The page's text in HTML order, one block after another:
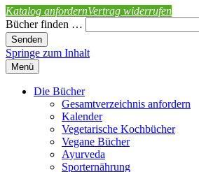
Katalog anfordernVertrag widerrufen
Bücher finden …
Springe zum Inhalt
Menü
Die Bücher
Gesamtverzeichnis anfordern
Kalender
Vegetarische Kochbücher
Vegane Bücher
Ayurveda
Sporternährung